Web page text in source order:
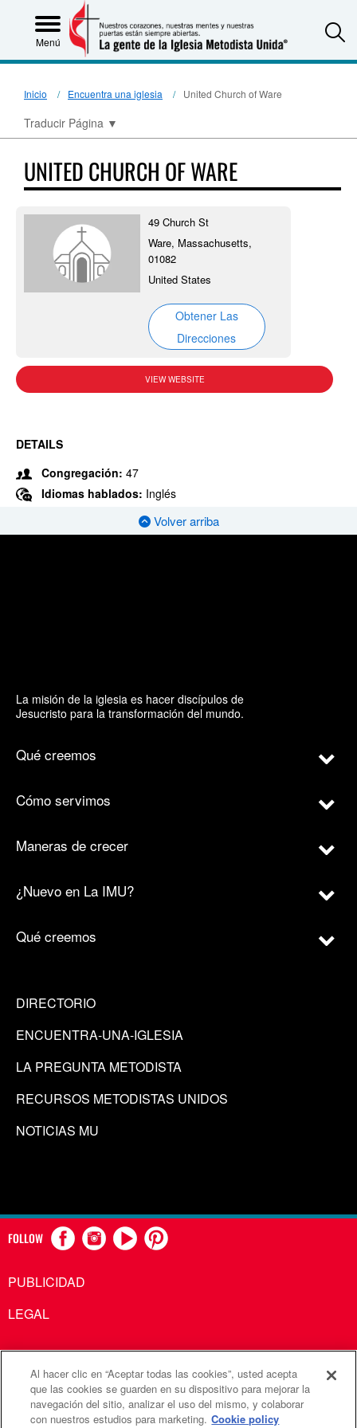
Menú
Inicio Encuentra una iglesia United Church of Ware
Traducir Página ▼
UNITED CHURCH OF WARE
49 Church St
Ware, Massachusetts,
01082
United States
Obtener Las
Direcciones
VIEW WEBSITE
DETAILS
Congregación: 47
Idiomas hablados: Inglés
Volver arriba
La misión de la iglesia es hacer discípulos de
Jesucristo para la transformación del mundo.
Qué creemos
Cómo servimos
Maneras de crecer
¿Nuevo en La IMU?
Qué creemos
DIRECTORIO
ENCUENTRA-UNA-IGLESIA
LA PREGUNTA METODISTA
RECURSOS METODISTAS UNIDOS
NOTICIAS MU
FOLLOW
PUBLICIDAD
LEGAL
Comunicaciones Metodistas Unidas es una agencia de la
Iglesia Metodista Unida
Al hacer clic en “Aceptar todas las cookies”, usted acepta
que las cookies se guarden en su dispositivo para mejorar la
navegación del sitio, analizar el uso del mismo, y colaborar
con nuestros estudios para marketing. Cookie policy